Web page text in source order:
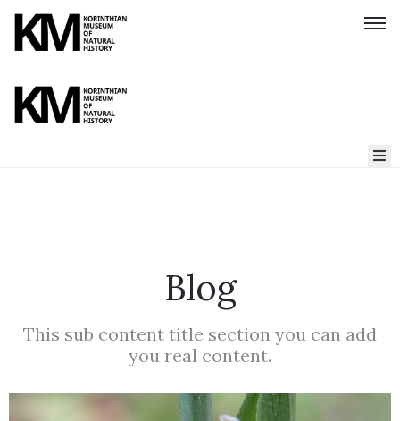
Home
Our
Blog
This sub content title section you can add
you real content.